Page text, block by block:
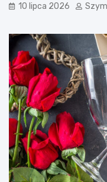
10 lipca 2026